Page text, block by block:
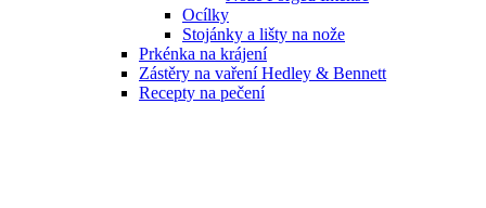
Ocílky
Stojánky a lišty na nože
Prkénka na krájení
Zástěry na vaření Hedley & Bennett
Recepty na pečení